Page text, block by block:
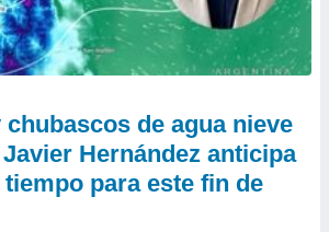
chubascos de agua nieve
Hernández anticipa
para este fin de